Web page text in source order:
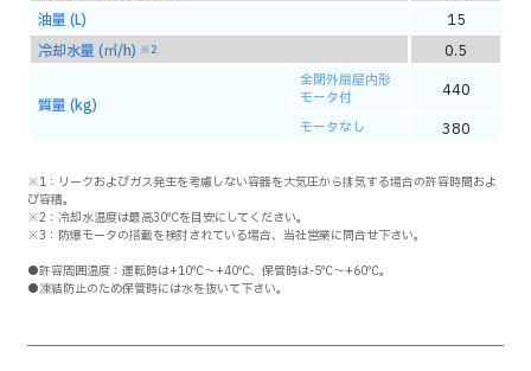
油量 (L)
15
冷却水量 (㎥/h) ※2 0.5
質量 (kg)
全閉外扇屋内形
モータ付
440
モータなし 380
※1：リークおよびガス発生を考慮しない容器を大気圧から排気する場合の許容時間およ
び容積。
※2：冷却水温度は最高30℃を目安にしてください。
※3：防爆モータの搭載を検討されている場合、当社営業に問合せ下さい。
●許容周囲温度：運転時は+10℃～+40℃、保管時は-5℃～+60℃。
●凍結防止のため保管時には水を抜いて下さい。